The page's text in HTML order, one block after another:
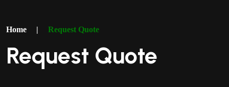
Home | Request Quote
Request Quote